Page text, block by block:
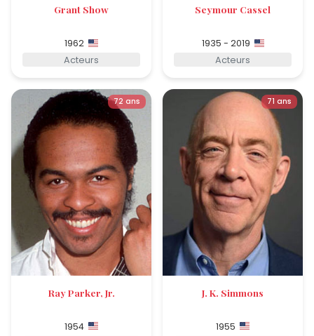
Grant Show
1962
Acteurs
Seymour Cassel
1935 - 2019
Acteurs
72 ans
Ray Parker, Jr.
1954
71 ans
J. K. Simmons
1955